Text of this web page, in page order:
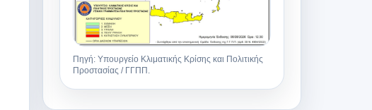
Πηγή: Υπουργείο Κλιματικής Κρίσης και Πολιτικής
Προστασίας / ΓΓΠΠ.